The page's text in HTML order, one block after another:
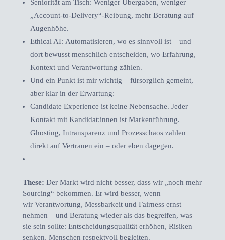
Seniorität am Tisch: Weniger Übergaben, weniger
„Account-to-Delivery“-Reibung, mehr Beratung auf
Augenhöhe.
Ethical AI: Automatisieren, wo es sinnvoll ist – und
dort bewusst menschlich entscheiden, wo Erfahrung,
Kontext und Verantwortung zählen.
Und ein Punkt ist mir wichtig – fürsorglich gemeint,
aber klar in der Erwartung:
Candidate Experience ist keine Nebensache. Jeder
Kontakt mit Kandidat:innen ist Markenführung.
Ghosting, Intransparenz und Prozesschaos zahlen
direkt auf Vertrauen ein – oder eben dagegen.
These: Der Markt wird nicht besser, dass wir „noch mehr
Sourcing“ bekommen. Er wird besser, wenn
wir Verantwortung, Messbarkeit und Fairness ernst
nehmen – und Beratung wieder als das begreifen, was
sie sein sollte: Entscheidungsqualität erhöhen, Risiken
senken, Menschen respektvoll begleiten.